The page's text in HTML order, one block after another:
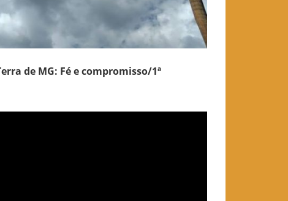
de MG: Fé e compromisso/1ª